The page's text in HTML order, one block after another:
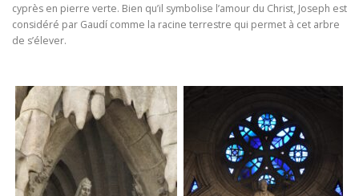
cyprès en pierre verte. Bien qu’il symbolise l’amour du Christ, Joseph est
considéré par Gaudí comme la racine terrestre qui permet à cet arbre
de s’élever.